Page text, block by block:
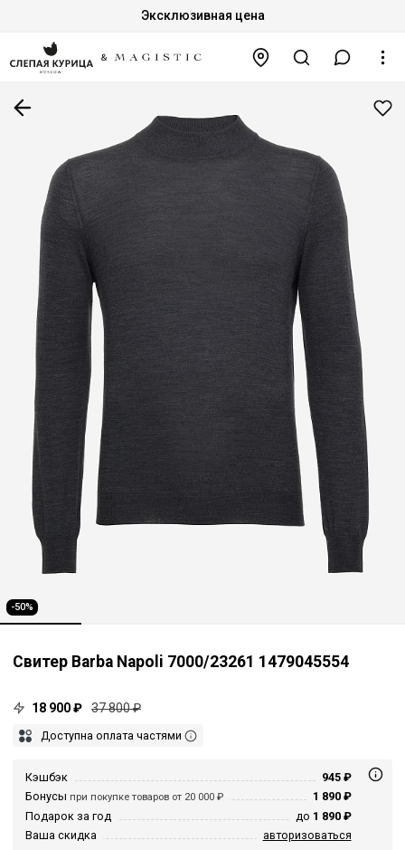
Эксклюзивная цена
-50%
Свитер Barba Napoli 7000/23261 1479045554
18 900 ₽ 37 800 ₽
Доступна оплата частями
Кэшбэк
945 ₽
Бонусы при покупке товаров от 20 000 ₽
1 890 ₽
Подарок за год
до 1 890 ₽
Ваша скидка
авторизоваться